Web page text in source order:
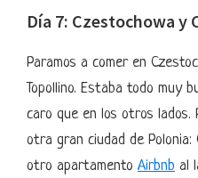
Día 7: Czestochowa y
Paramos a comer en
Topollino. Estaba todo muy
caro que en los otros lados.
otra gran ciudad de Polonia:
otro apartamento Airbnb al